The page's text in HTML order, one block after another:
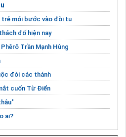
trẻ mới bước vào đời tu
đố hiện nay
Trần Mạnh Hùng
đời các thánh
cuốn Từ Điển
ai?